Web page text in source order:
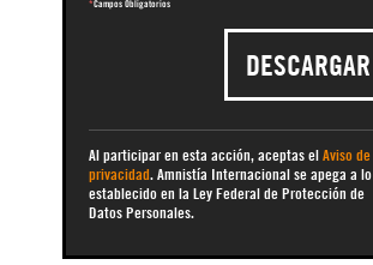
*Campos Obligatorios
DESCARGAR
Al participar en esta acción, aceptas elAviso de
privacidad. Amnistía Internacional se apega a lo
establecido en la Ley Federal de Protección de
Datos Personales.